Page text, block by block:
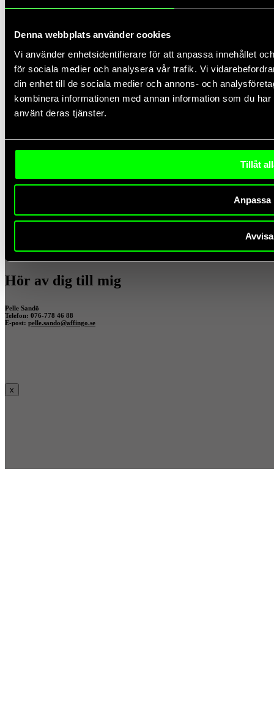
Denna webbplats använder cookies
Vi använder enhetsidentifierare för att anpassa innehållet
för sociala medier och analysera vår trafik. Vi
din enhet till de sociala medier och annons- och
kombinera informationen med annan information som du
använt deras tjänster.
Tillåt
Anpassa
Avvisa
Hör av dig till mig
Johannes Vallgårda
E-post:
johannes.vallgarda@affingo.se
Hör av dig till mig
Telefon: 070 612 60 82
E-post:jonatan.larsson@affingo.se
Hör av dig till mig
Pelle Sandö
Telefon: 076-778 46 88
E-post: pelle.sando@affingo.se
x